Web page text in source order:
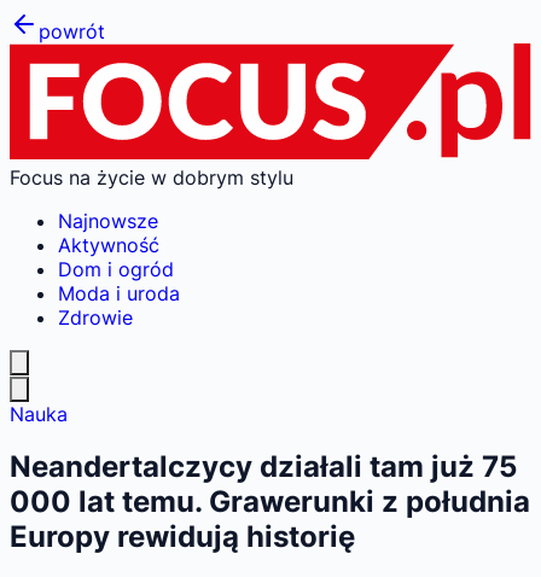
powrót
Focus na życie w dobrym stylu
Najnowsze
Aktywność
Dom i ogród
Moda i uroda
Zdrowie
Nauka
Neandertalczycy działali tam już 75
000 lat temu. Grawerunki z południa
Europy rewidują historię